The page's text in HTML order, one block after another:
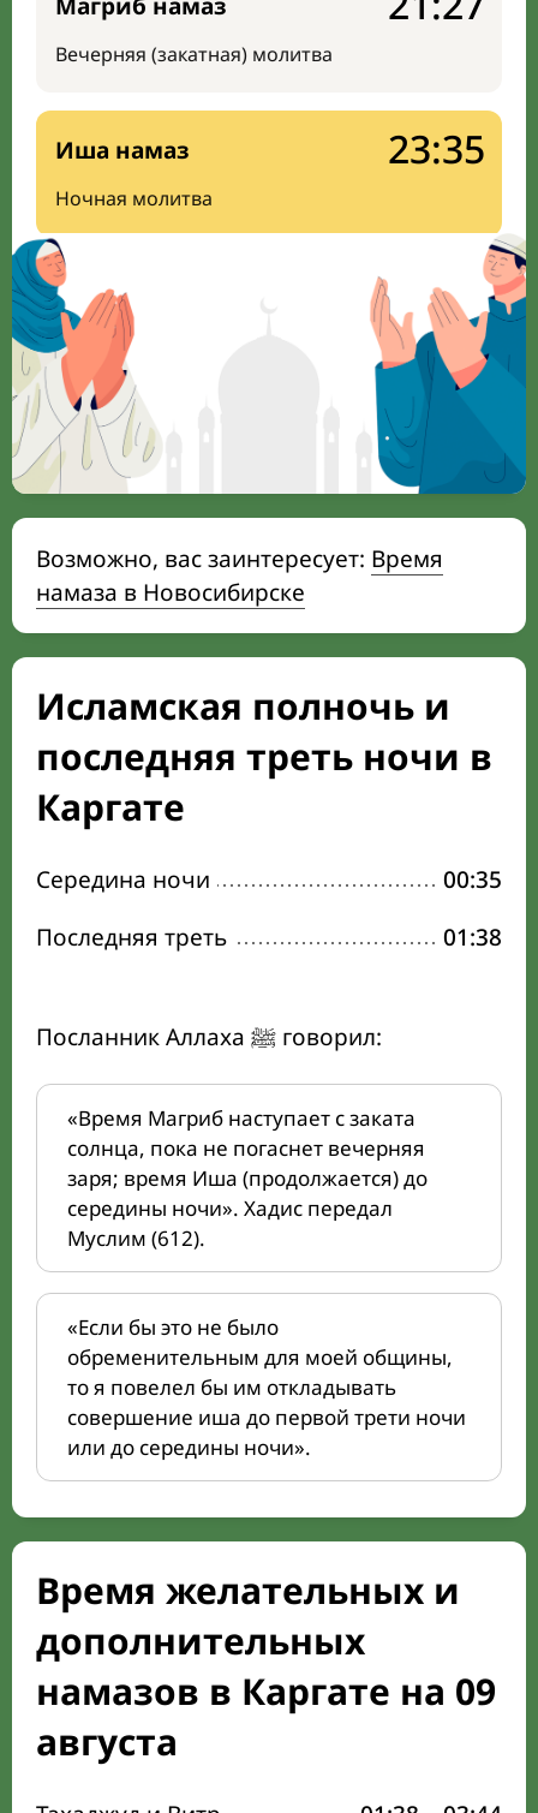
Вечерняя (закатная) молитва
Иша намаз
Ночная молитва
23:35
Возможно, вас заинтересует: Время
намаза в Новосибирске
Исламская полночь и
последняя треть ночи в
Каргате
Середина ночи
00:35
Последняя треть
01:38
Посланник Аллаха ﷺ говорил:
«Время Магриб наступает с заката
солнца, пока не погаснет вечерняя
заря; время Иша (продолжается) до
середины ночи». Хадис передал
Муслим (612).
«Если бы это не было
обременительным для моей общины,
то я повелел бы им откладывать
совершение иша до первой трети ночи
или до середины ночи».
Время желательных и
дополнительных
намазов в Каргате на 09
августа